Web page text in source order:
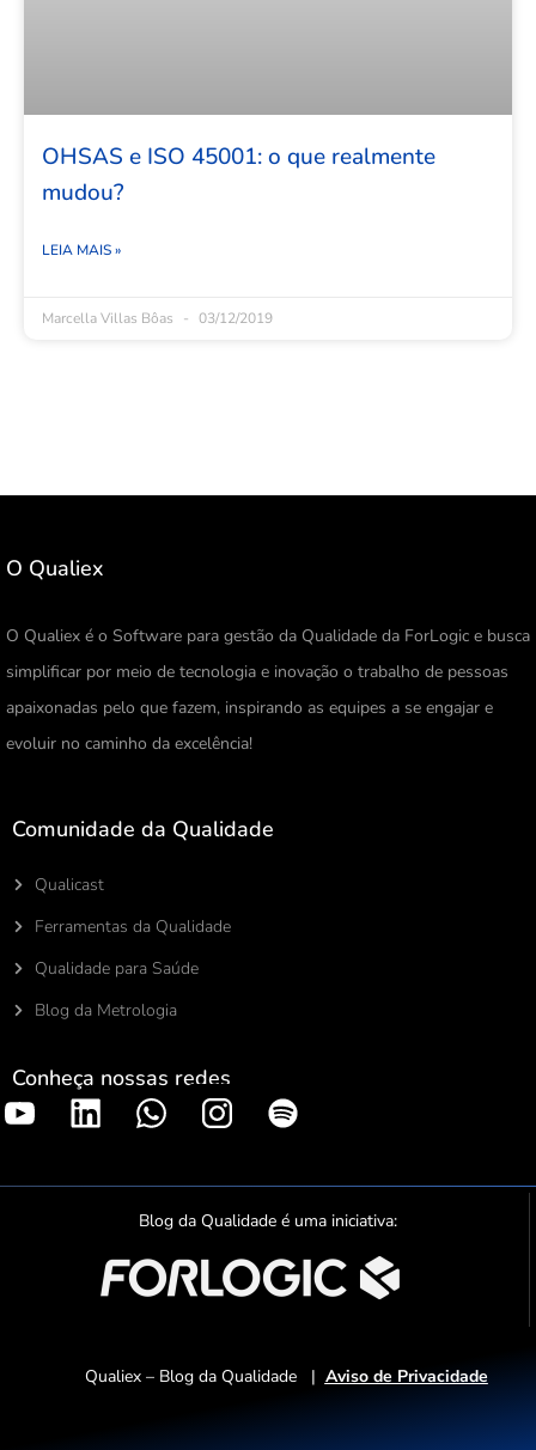
OHSAS e ISO 45001: o que realmente
mudou?
LEIA MAIS »
Marcella Villas Bôas 03/12/2019
O Qualiex
O Qualiex é o Software para gestão da Qualidade da ForLogic e busca
simplificar por meio de tecnologia e inovação o trabalho de pessoas
apaixonadas pelo que fazem, inspirando as equipes a se engajar e
evoluir no caminho da excelência!
Comunidade da Qualidade
Qualicast
Ferramentas da Qualidade
Qualidade para Saúde
Blog da Metrologia
Conheça nossas redes
S
o
t
f
y
Blog da Qualidade é uma iniciativa:
Qualiex – Blog da Qualidade | Aviso de Privacidade